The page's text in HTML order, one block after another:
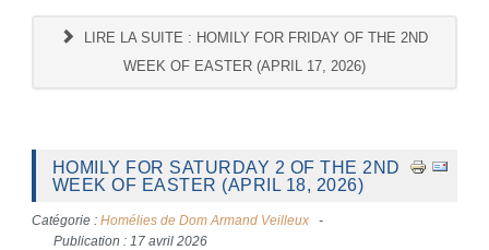
LIRE LA SUITE : HOMILY FOR FRIDAY OF THE 2ND
WEEK OF EASTER (APRIL 17, 2026)
HOMILY FOR SATURDAY 2 OF THE 2ND
WEEK OF EASTER (APRIL 18, 2026)
Catégorie : Homélies de Dom Armand Veilleux
Publication : 17 avril 2026